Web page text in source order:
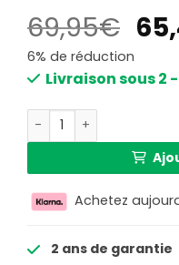
69,95€ Le
prix
6% de réduction
Livraison sous 2
quantité de Lampe à
Achetez
2 ans de garantie